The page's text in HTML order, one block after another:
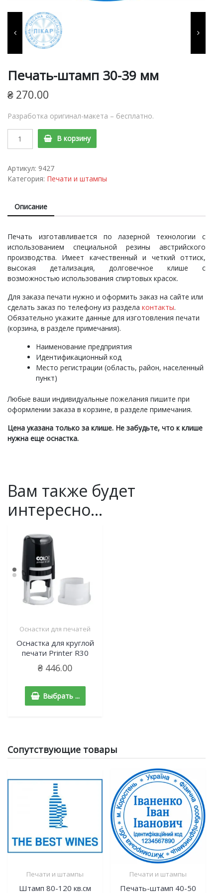
терминами, штемпельные
подушки и краски,
расходные материалы для
изготовления печатей и
штампов, продукция для
пломбирования.
Печать-штамп 30-39 мм
₴ 270.00
Разработка оригинал-макета – бесплатно.
штамп
39
мм
quantity
В корзину
Артикул: 9427
Категория: Печати и штампы
Описание
Печать изготавливается по лазерной технологии с
использованием специальной резины австрийского
производства. Имеет качественный и четкий оттиск,
высокая детализация, долговечное клише с
возможностью использования спиртовых красок.
Для заказа печати нужно и оформить заказ на сайте или
сделать заказ по телефону из раздела контакты.
Обязательно укажите данные для изготовления печати
(корзина, в разделе примечания).
Наименование предприятия
Идентификационный код
Место регистрации (область, район, населенный
пункт)
Любые ваши индивидуальные пожелания пишите при
оформлении заказа в корзине, в разделе примечания.
Цена указана только за клише. Не забудьте, что к клише
нужна еще оснастка.
Вам также будет
интересно…
Оснастки для печатей
Оснастка для круглой
печати Printer R30
₴ 446.00
Выбрать ...
Сопутствующие товары
Печати и штампы
Штамп 80-120 кв.см
Печати и штампы
Печать-штамп 40-50